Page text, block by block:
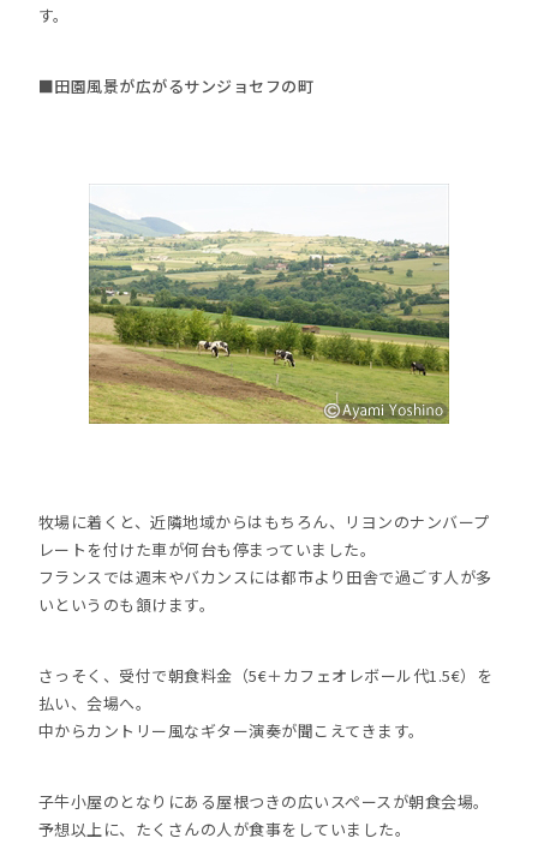
す。
■田園風景が広がるサンジョセフの町
牧場に着くと、近隣地域からはもちろん、リヨンのナンバープ
レートを付けた車が何台も停まっていました。
フランスでは週末やバカンスには都市より田舎で過ごす人が多
いというのも頷けます。
さっそく、受付で朝食料金（5€＋カフェオレボール代1.5€）を
払い、会場へ。
中からカントリー風なギター演奏が聞こえてきます。
子牛小屋のとなりにある屋根つきの広いスペースが朝食会場。
予想以上に、たくさんの人が食事をしていました。